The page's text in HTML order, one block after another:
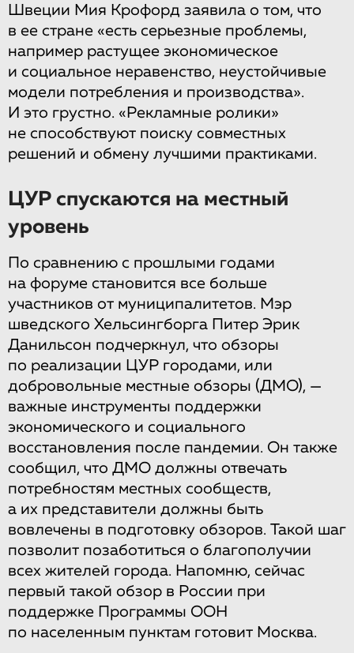
Швеции Мия Крофорд заявила о том, что
в ее стране «есть серьезные проблемы,
например растущее экономическое
и социальное неравенство, неустойчивые
модели потребления и производства».
И это грустно. «Рекламные ролики»
не способствуют поиску совместных
решений и обмену лучшими практиками.
ЦУР спускаются на местный
уровень
По сравнению с прошлыми годами
на форуме становится все больше
участников от муниципалитетов. Мэр
шведского Хельсингборга Питер Эрик
Данильсон подчеркнул, что обзоры
по реализации ЦУР городами, или
добровольные местные обзоры (ДМО), —
важные инструменты поддержки
экономического и социального
восстановления после пандемии. Он также
сообщил, что ДМО должны отвечать
потребностям местных сообществ,
а их представители должны быть
вовлечены в подготовку обзоров. Такой шаг
позволит позаботиться о благополучии
всех жителей города. Напомню, сейчас
первый такой обзор в России при
поддержке Программы ООН
по населенным пунктам готовит Москва.